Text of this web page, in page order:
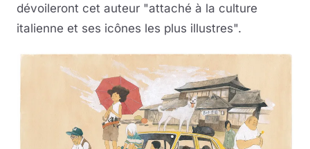
dévoileront cet auteur "attaché à la culture
italienne et ses icônes les plus illustres".